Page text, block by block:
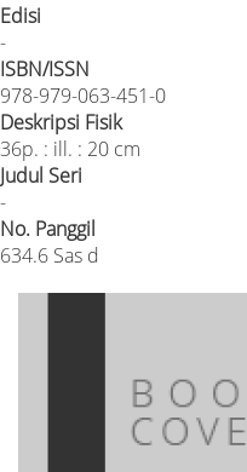
Edisi
-
ISBN/ISSN
978-979-063-451-0
Deskripsi Fisik
36p. : ill. : 20 cm
Judul Seri
-
No. Panggil
634.6 Sas d